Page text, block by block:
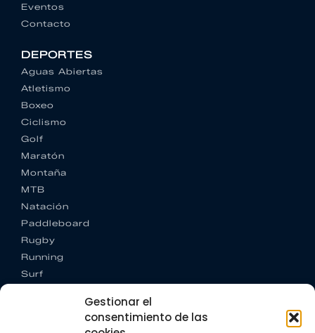
Gestionar el
consentimiento de las
Eventos
Contacto
DEPORTES
Aguas Abiertas
Atletismo
Boxeo
Ciclismo
Golf
Maratón
Montaña
MTB
Natación
Paddleboard
Rugby
Running
Surf